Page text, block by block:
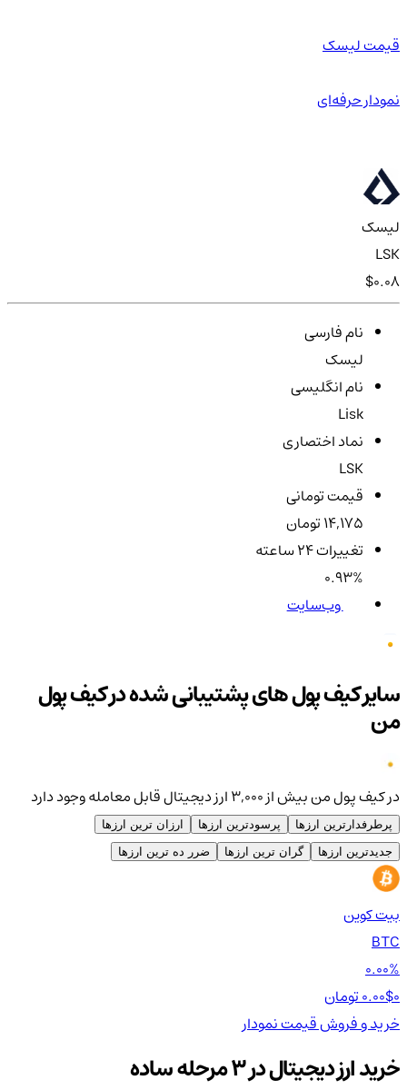
قیمت لیسک
نمودار حرفه‌ای
لیسک
LSK
$0.08
نام فارسی
لیسک
نام انگلیسی
Lisk
نماد اختصاری
LSK
قیمت تومانی
14,175 تومان
تغییرات ۲۴ ساعته
0.93%
وب‌سایت
سایر کیف پول های پشتیبانی شده در کیف پول
من
در کیف پول من بیش از ۳,۰۰۰ ارز دیجیتال قابل معامله وجود دارد
پرطرفدارترین ارزها پرسودترین ارزها
ارزان ترین ارزها
جدیدترین ارزها
گران ترین ارزها ضرر ده ترین ارزها
بیت کوین
BTC
0.00%
0.00$
خرید و فروشقیمتنمودار
خرید ارز دیجیتال در 3 مرحله ساده